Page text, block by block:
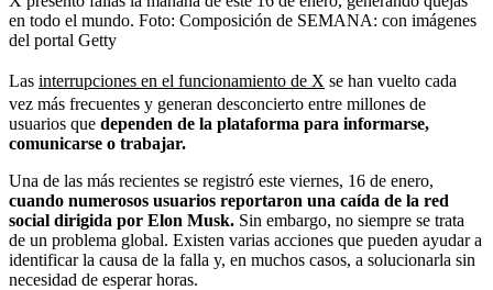
en todo el mundo. Foto: Composición de SEMANA: con imágenes
del portal Getty
Las interrupciones en el funcionamiento de X se han vuelto cada
vez más frecuentes y generan desconcierto entre millones de
usuarios que dependen de la plataforma para informarse,
comunicarse o trabajar.
Una de las más recientes se registró este viernes, 16 de enero,
cuando numerosos usuarios reportaron una caída de la red
social dirigida por Elon Musk. Sin embargo, no siempre se trata
de un problema global. Existen varias acciones que pueden ayudar a
identificar la causa de la falla y, en muchos casos, a solucionarla sin
necesidad de esperar horas.